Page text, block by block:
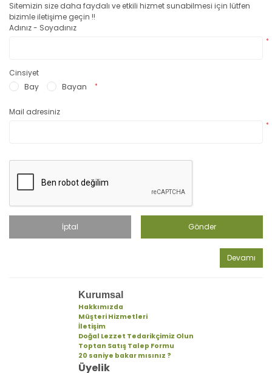
Sitemizin size daha faydalı ve etkili hizmet sunabilmesi için lütfen
bizimle iletişime geçin !!
Adınız - Soyadınız
*
Cinsiyet
Bay
Bayan *
Mail adresiniz
*
İptal Gönder
Devamı
Kurumsal
Hakkımızda
Müşteri Hizmetleri
İletişim
Doğal Lezzet Tedarikçimiz Olun
Toptan Satış Talep Formu
20 saniye bakar mısınız ?
Üyelik